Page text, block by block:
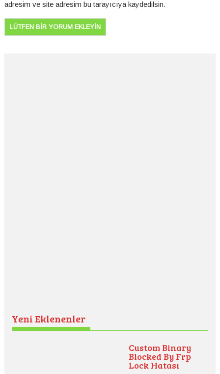
adresim ve site adresim bu tarayıcıya kaydedilsin.
Yeni Eklenenler
Custom Binary
Blocked By Frp
Lock Hatası